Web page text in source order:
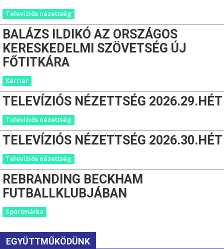
Televíziós nézettség
BALÁZS ILDIKÓ AZ ORSZÁGOS
KERESKEDELMI SZÖVETSÉG ÚJ
FŐTITKÁRA
Karrier
TELEVÍZIÓS NÉZETTSÉG 2026.29.HÉT
Televíziós nézettség
TELEVÍZIÓS NÉZETTSÉG 2026.30.HÉT
Televíziós nézettség
REBRANDING BECKHAM
FUTBALLKLUBJÁBAN
Sportmárka
EGYÜTTMŰKÖDÜNK